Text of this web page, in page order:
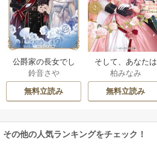
公爵家の長女でし
た
鈴音さや
無料立読み
そして、あなたは
私を捨てる
柏みなみ
無料立読み
その他の人気ランキングをチェック！